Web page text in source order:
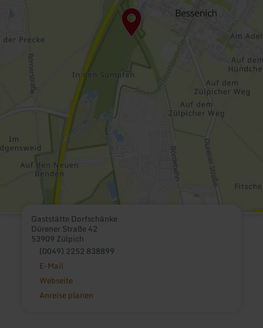
Gaststätte Dorfschänke
Dürener Straße 42
53909 Zülpich
(0049) 2252 838899
E-Mail
Webseite
Anreise planen